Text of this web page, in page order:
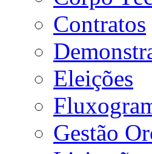
Contratos
Eleições
Gestão